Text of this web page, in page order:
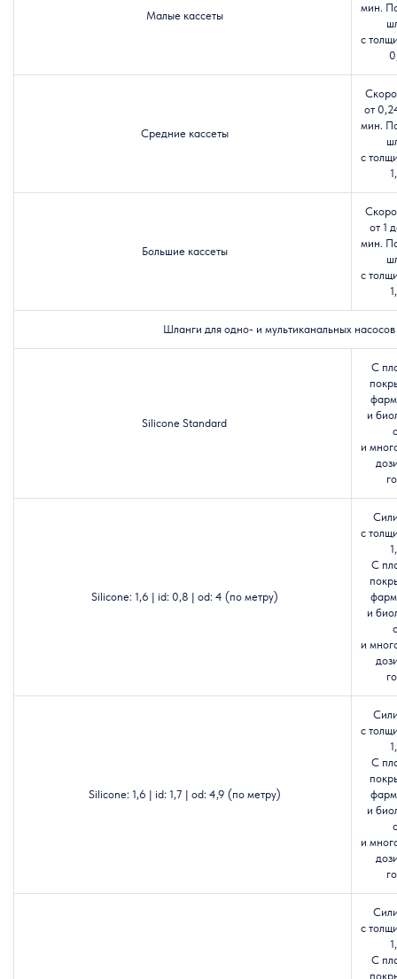
Малые кассеты
мин.
с
Средние кассеты
от
мин.
с
Большие кассеты
от 1
мин.
с
Шланги для одно- и мультиканальных насосов
Silicone Standard
С
и
и
Silicone: 1,6 | id: 0,8 | od: 4 (по метру)
с
С
и
и
Silicone: 1,6 | id: 1,7 | od: 4,9 (по метру)
с
С
и
и
с
С